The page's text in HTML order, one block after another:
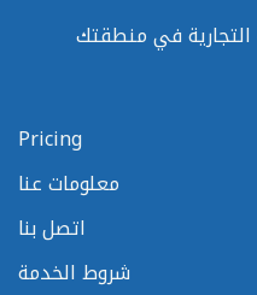
التجارية في منطقتك
Pricing
معلومات عنا
اتصل بنا
شروط الخدمة